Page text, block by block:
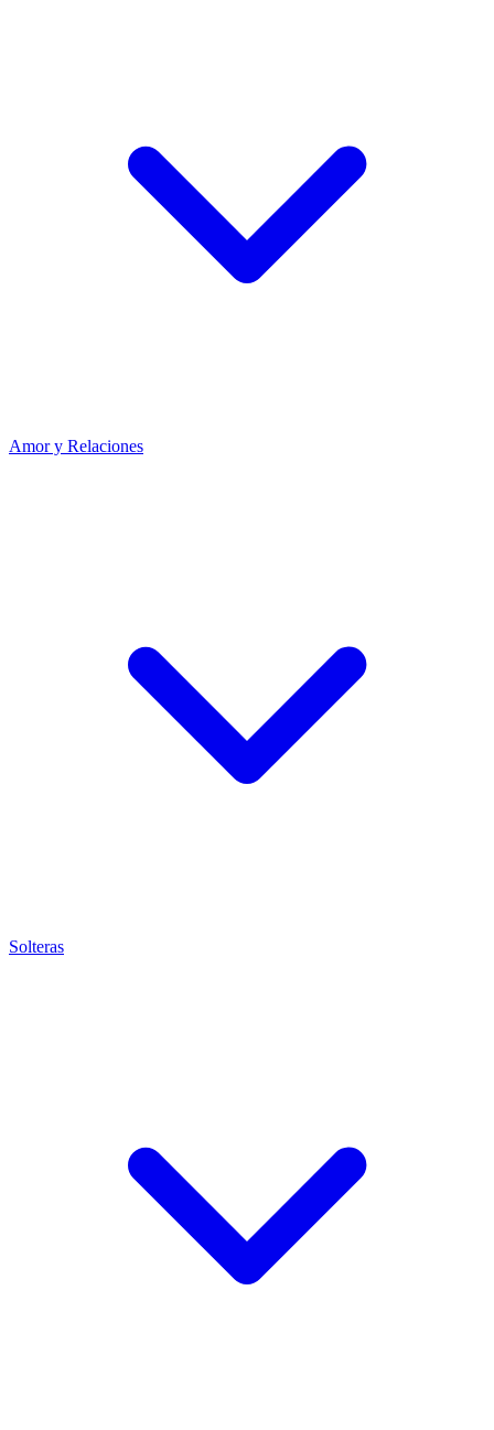
Amor y Relaciones
Solteras